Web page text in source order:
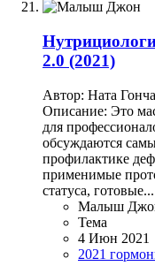
2.0 (2021)
Автор: Ната
Описание: Это
для
обсуждаются
профилактике
применимые
статуса, готовые...
Малыш
Тема
4 Июн 2021
2021